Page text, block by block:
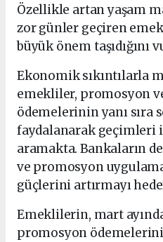
Özellikle artan yaşam
zor günler geçiren
büyük önem taşıdığını
Ekonomik sıkıntılarla
emekliler, promosyon
ödemelerinin yanı sıra
faydalanarak geçimleri
aramakta. Bankaların
ve promosyon
güçlerini artırmayı
Emeklilerin, mart
promosyon